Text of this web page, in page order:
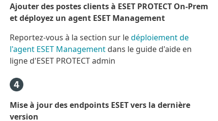
Ajouter des postes clients à ESET PROTECT On-Prem
et déployez un agent ESET Management
Reportez-vous à la section sur ledéploiement de
l'agent ESET Management dans le guide d'aide en
ligne d'ESET PROTECT admin
Mise à jour des endpoints ESET vers la dernière
version